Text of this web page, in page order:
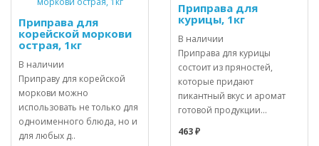
Приправа для
корейской моркови
острая, 1кг
В наличии
Приправу для корейской
моркови можно
использовать не только для
одноименного блюда, но и
для любых д..
Приправа для
курицы, 1кг
В наличии
Приправа для курицы
состоит из пряностей,
которые придают
пикантный вкус и аромат
готовой продукции...
463 ₽